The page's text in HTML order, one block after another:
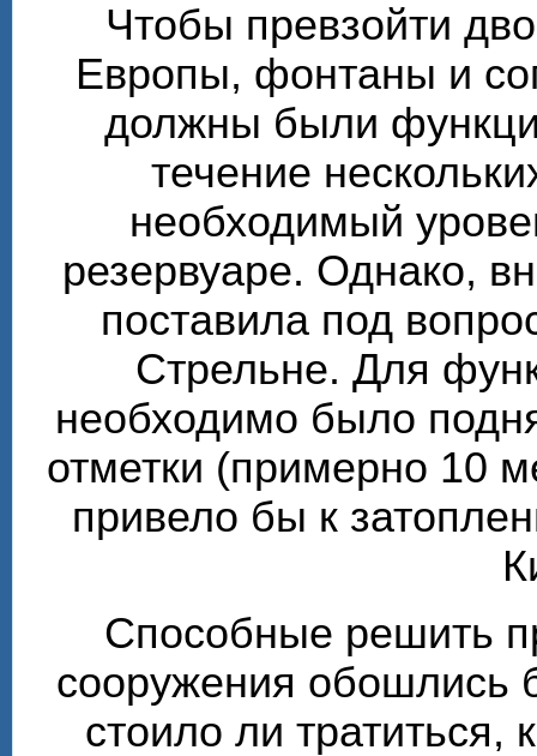
Чтобы превзойти
Европы, фонтаны и
должны были
течение
необходимый
резервуаре. Однако,
поставила под
Стрельне. Для
необходимо было
отметки (примерно 10
привело бы к
Способные решить
сооружения обошлись
стоило ли тратиться,